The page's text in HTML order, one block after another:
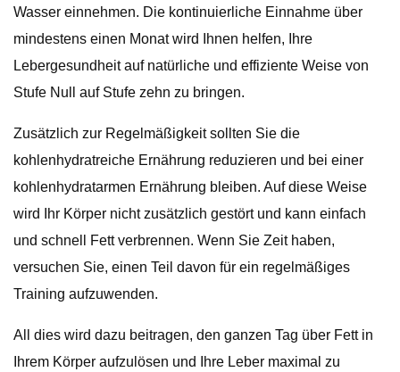
Wasser einnehmen. Die kontinuierliche Einnahme über
mindestens einen Monat wird Ihnen helfen, Ihre
Lebergesundheit auf natürliche und effiziente Weise von
Stufe Null auf Stufe zehn zu bringen.
Zusätzlich zur Regelmäßigkeit sollten Sie die
kohlenhydratreiche Ernährung reduzieren und bei einer
kohlenhydratarmen Ernährung bleiben. Auf diese Weise
wird Ihr Körper nicht zusätzlich gestört und kann einfach
und schnell Fett verbrennen. Wenn Sie Zeit haben,
versuchen Sie, einen Teil davon für ein regelmäßiges
Training aufzuwenden.
All dies wird dazu beitragen, den ganzen Tag über Fett in
Ihrem Körper aufzulösen und Ihre Leber maximal zu